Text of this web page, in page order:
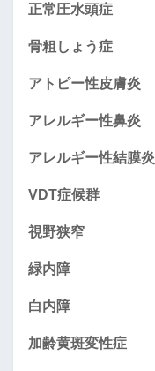
正常圧水頭症
骨粗しょう症
アトピー性皮膚炎
アレルギー性鼻炎
アレルギー性結膜炎
VDT症候群
視野狭窄
緑内障
白内障
加齢黄斑変性症